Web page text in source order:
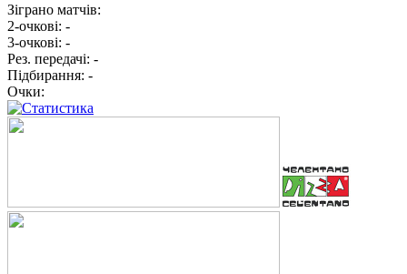
Зіграно матчів:
2-очкові: -
3-очкові: -
Рез. передачі: -
Підбирання: -
Очки: